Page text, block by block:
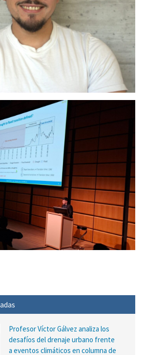
Profesor Víctor Gálvez analiza los
desafíos del drenaje urbano frente
a eventos climáticos en columna de